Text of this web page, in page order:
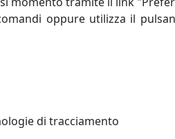
(100% materiali + 100%
oppure utilizza il
di tracciamento